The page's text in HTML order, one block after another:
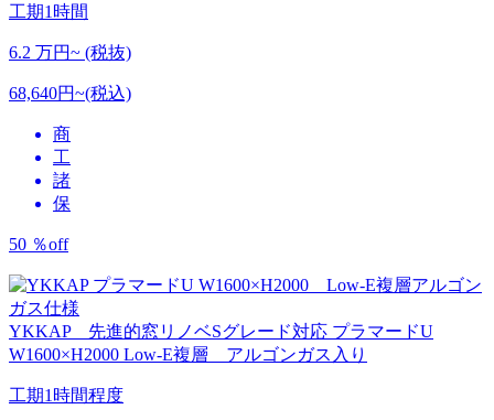
工期1時間
6.2 万円~ (税抜)
68,640円~(税込)
商
工
諸
保
50 ％off
YKKAP 先進的窓リノベSグレード対応 プラマードU
W1600×H2000 Low-E複層 アルゴンガス入り
工期1時間程度